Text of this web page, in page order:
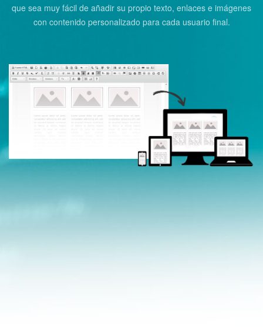
que sea muy fácil de añadir su propio texto, enlaces e imágenes
con contenido personalizado para cada usuario final.